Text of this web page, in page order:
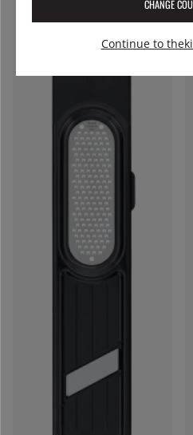
CHANGE
Continue to